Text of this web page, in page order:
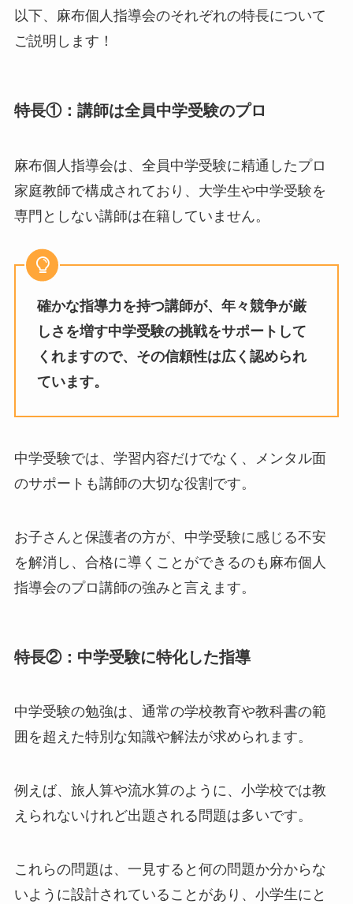
以下、麻布個人指導会のそれぞれの特長について
ご説明します！
特長①：講師は全員中学受験のプロ
麻布個人指導会は、全員中学受験に精通したプロ
家庭教師で構成されており、大学生や中学受験を
専門としない講師は在籍していません。
確かな指導力を持つ講師が、年々競争が厳
しさを増す中学受験の挑戦をサポートして
くれますので、その信頼性は広く認められ
ています。
中学受験では、学習内容だけでなく、メンタル面
のサポートも講師の大切な役割です。
お子さんと保護者の方が、中学受験に感じる不安
を解消し、合格に導くことができるのも麻布個人
指導会のプロ講師の強みと言えます。
特長②：中学受験に特化した指導
中学受験の勉強は、通常の学校教育や教科書の範
囲を超えた特別な知識や解法が求められます。
例えば、旅人算や流水算のように、小学校では教
えられないけれど出題される問題は多いです。
これらの問題は、一見すると何の問題か分からな
いように設計されていることがあり、小学生にと